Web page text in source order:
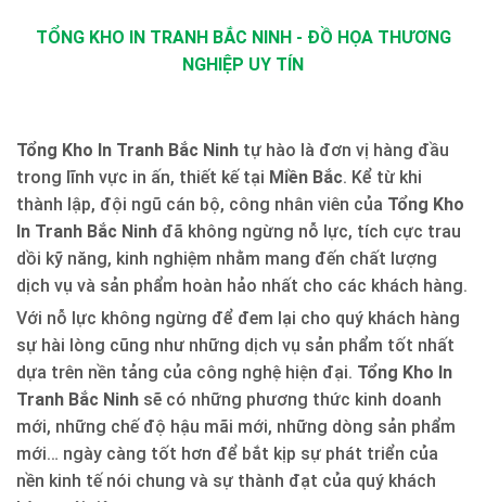
TỔNG KHO IN TRANH BẮC NINH - ĐỒ HỌA THƯƠNG
NGHIỆP UY TÍN
Tổng Kho In Tranh Bắc Ninh tự hào là đơn vị hàng đầu
trong lĩnh vực in ấn, thiết kế tại Miền Bắc. Kể từ khi
thành lập, đội ngũ cán bộ, công nhân viên của Tổng Kho
In Tranh Bắc Ninh đã không ngừng nỗ lực, tích cực trau
dồi kỹ năng, kinh nghiệm nhằm mang đến chất lượng
dịch vụ và sản phẩm hoàn hảo nhất cho các khách hàng.
Với nỗ lực không ngừng để đem lại cho quý khách hàng
sự hài lòng cũng như những dịch vụ sản phẩm tốt nhất
dựa trên nền tảng của công nghệ hiện đại. Tổng Kho In
Tranh Bắc Ninh sẽ có những phương thức kinh doanh
mới, những chế độ hậu mãi mới, những dòng sản phẩm
mới… ngày càng tốt hơn để bắt kịp sự phát triển của
nền kinh tế nói chung và sự thành đạt của quý khách